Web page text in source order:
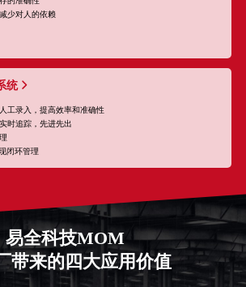
少对人的依赖
统
工录入，提高效率和准确性
时追踪，先进先出
闭环管理
易全科技MOM
带来的四大应用价值